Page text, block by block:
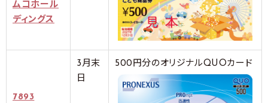
ムコホール
ディングス
7893
3月末
日
500円分のオリジナルQUOカード